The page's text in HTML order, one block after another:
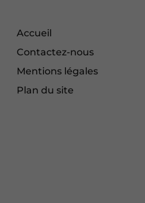
Accueil
Contactez-nous
Mentions légales
Plan du site